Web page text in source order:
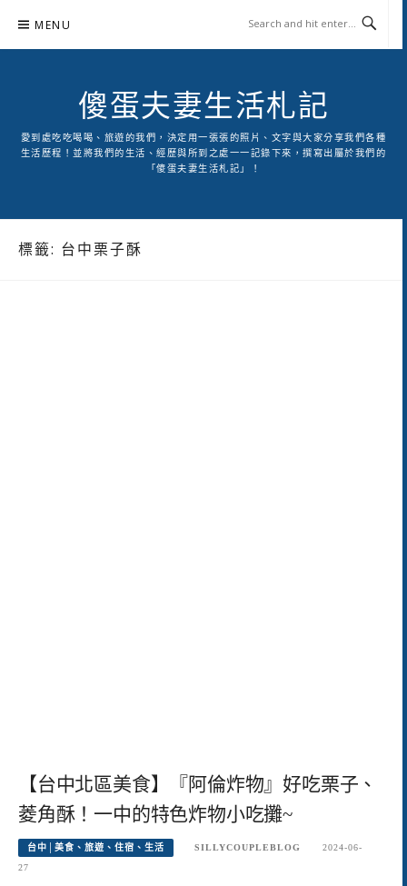
content
MENU
傻蛋夫妻生活札記
愛到處吃吃喝喝、旅遊的我們，決定用一張張的照片、文字與大家分享我們各種
生活歷程！並將我們的生活、經歷與所到之處一一記錄下來，撰寫出屬於我們的
「傻蛋夫妻生活札記」！
標籤: 台中栗子酥
【台中北區美食】『阿倫炸物』好吃栗子、
菱角酥！一中的特色炸物小吃攤~
台中│美食、旅遊、住宿、生活 SILLYCOUPLEBLOG
2024-06-
27